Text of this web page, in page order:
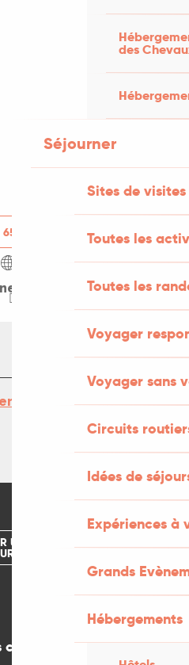
des
Séjourner
Sites de visites
Toutes les
Toutes les
Voyager
Voyager sans
Circuits
Idées de
Expériences à
Grands
Hébergements
11 44
lot.com
une erreur
UN OFFICE DE